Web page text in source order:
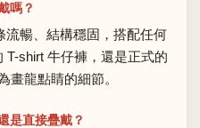
嗎？
流暢、結構穩固，搭配任何
T-shirt 牛仔褲，還是正式的
畫龍點睛的細節。
是直接疊戴？